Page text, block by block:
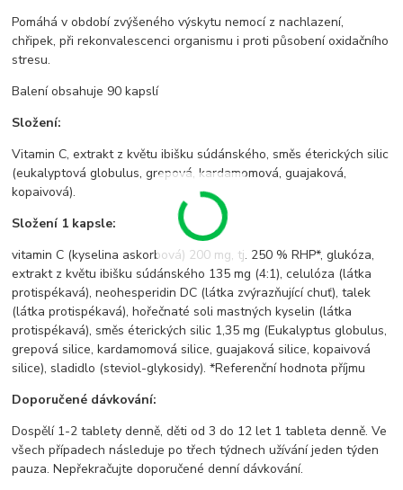
Pomáhá v období zvýšeného výskytu nemocí z nachlazení,
chřipek, při rekonvalescenci organismu i proti působení oxidačního
stresu.
Balení obsahuje 90 kapslí
Složení:
Vitamin C, extrakt z květu ibišku súdánského, směs éterických silic
(eukalyptová globulus, grepová, kardamomová, guajaková,
kopaivová).
Složení 1 kapsle:
vitamin C (kyselina askorbová) 200 mg, tj. 250 % RHP*, glukóza,
extrakt z květu ibišku súdánského 135 mg (4:1), celulóza (látka
protispékavá), neohesperidin DC (látka zvýrazňující chuť), talek
(látka protispékavá), hořečnaté soli mastných kyselin (látka
protispékavá), směs éterických silic 1,35 mg (Eukalyptus globulus,
grepová silice, kardamomová silice, guajaková silice, kopaivová
silice), sladidlo (steviol-glykosidy). *Referenční hodnota příjmu
Doporučené dávkování:
Dospělí 1-2 tablety denně, děti od 3 do 12 let 1 tableta denně. Ve
všech případech následuje po třech týdnech užívání jeden týden
pauza. Nepřekračujte doporučené denní dávkování.